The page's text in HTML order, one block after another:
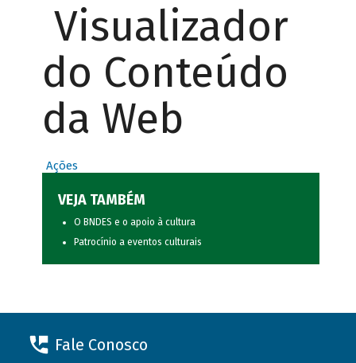
Visualizador
do Conteúdo
da Web
Ações
VEJA TAMBÉM
O BNDES e o apoio à cultura
Patrocínio a eventos culturais
Fale Conosco